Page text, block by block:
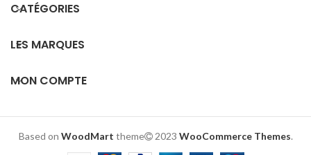
CATÉGORIES
LES MARQUES
MON COMPTE
Based on WoodMart theme 2023 WooCommerce Themes.